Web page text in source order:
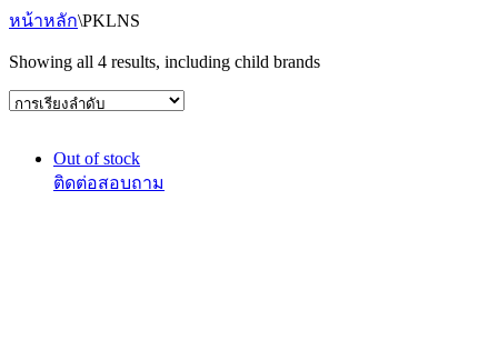
หน้าหลัก\PKLNS
Showing all 4 results, including child brands
Out of stock